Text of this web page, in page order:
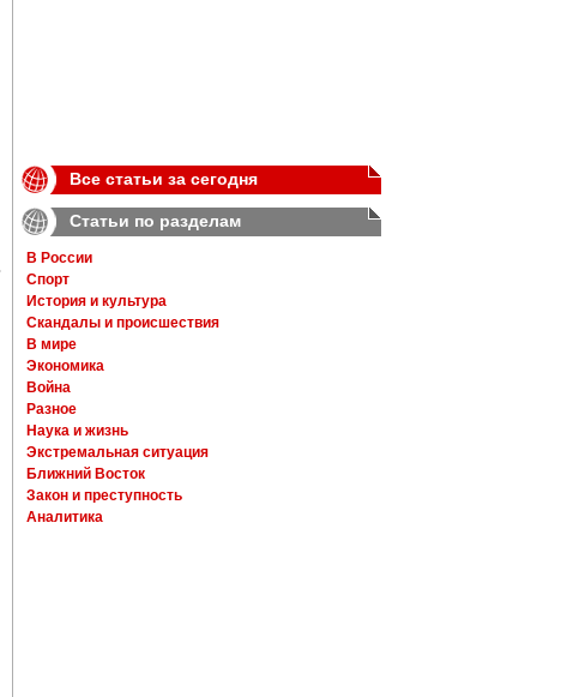
Все статьи за сегодня
Статьи по разделам
В России
Спорт
История и культура
Скандалы и происшествия
В мире
Экономика
Война
Разное
Наука и жизнь
Экстремальная ситуация
Ближний Восток
Закон и преступность
Аналитика